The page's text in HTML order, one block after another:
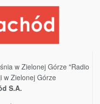
w Zielonej Górze "Radio
w Zielonej Górze
S.A.